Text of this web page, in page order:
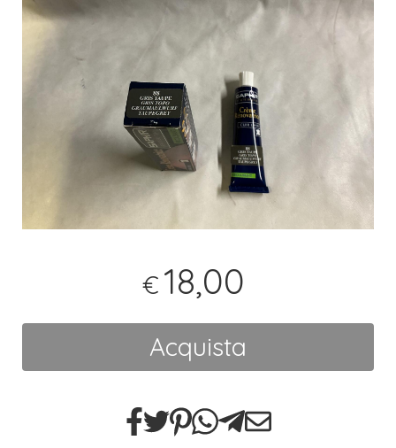
€ 18,00
Acquista